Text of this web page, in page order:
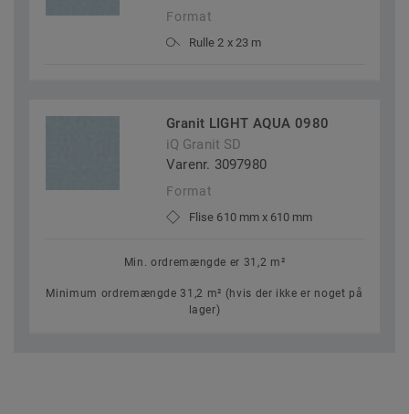
Format
Rulle 2 x 23 m
Granit LIGHT AQUA 0980
iQ Granit SD
Varenr. 3097980
Format
Flise 610 mm x 610 mm
Min. ordremængde er 31,2 m²
Minimum ordremængde 31,2 m² (hvis der ikke er noget på
lager)